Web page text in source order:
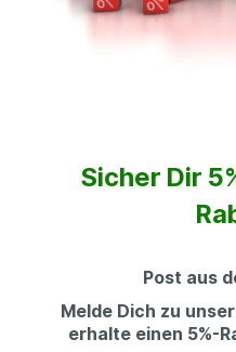
Sicher Dir
Post aus
Melde Dich zu
erhalte einen 5%-